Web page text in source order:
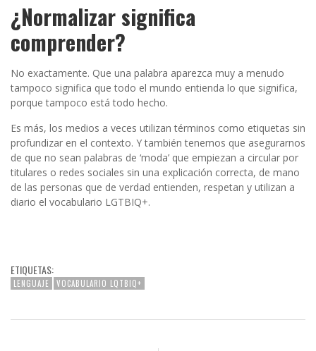
¿Normalizar significa
comprender?
No exactamente. Que una palabra aparezca muy a menudo
tampoco significa que todo el mundo entienda lo que significa,
porque tampoco está todo hecho.
Es más, los medios a veces utilizan términos como etiquetas sin
profundizar en el contexto. Y también tenemos que asegurarnos
de que no sean palabras de ‘moda’ que empiezan a circular por
titulares o redes sociales sin una explicación correcta, de mano
de las personas que de verdad entienden, respetan y utilizan a
diario el vocabulario LGTBIQ+.
ETIQUETAS:
LENGUAJE VOCABULARIO LQTBIQ+